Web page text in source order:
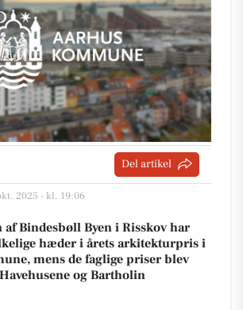
Del artikel
2025 - kl. 19:06
Bindesbøll Byen i Risskov har
hæder i årets arkitekturpris i
mens de faglige priser blev
og Bartholin